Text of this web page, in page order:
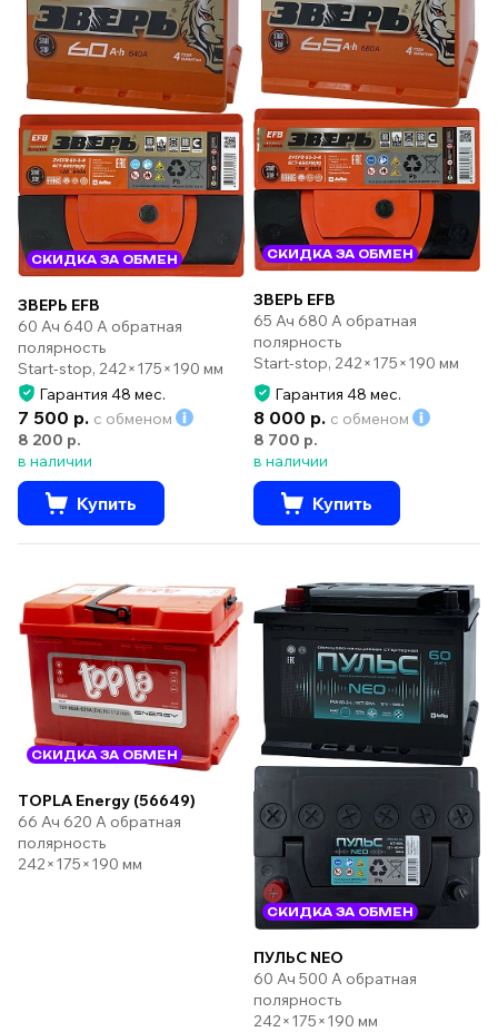
СКИДКА ЗА ОБМЕН
ЗВЕРЬ EFB
60 Ач 640 А обратная
полярность
Start-stop, 242×175×190 мм
Гарантия 48 мес.
7 500 р. с обменом
8 200 р.
в наличии
Купить
СКИДКА ЗА ОБМЕН
ЗВЕРЬ EFB
65 Ач 680 А обратная
полярность
Start-stop, 242×175×190 мм
Гарантия 48 мес.
8 000 р. с обменом
8 700 р.
в наличии
Купить
СКИДКА ЗА ОБМЕН
TOPLA Energy (56649)
66 Ач 620 А обратная
полярность
242×175×190 мм
СКИДКА ЗА ОБМЕН
ПУЛЬС NEO
60 Ач 500 А обратная
полярность
242×175×190 мм